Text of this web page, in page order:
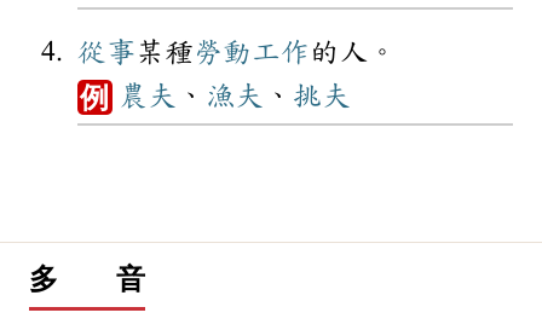
從事某種勞動工作 的人。
例 農夫 、 漁夫 、 挑夫
多 音